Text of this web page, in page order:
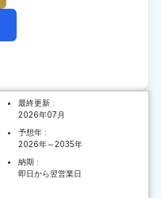
最終更新 :
2026年07月
予想年 :
2026年～2035年
納期 :
即日から翌営業日